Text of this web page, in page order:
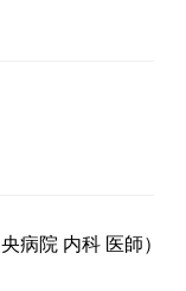
病院 内科 医師）